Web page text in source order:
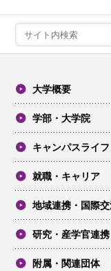
大学概要
学部・大学院
キャンパスライフ
就職・キャリア
地域連携・国際
研究・産学官連携
附属・関連団体